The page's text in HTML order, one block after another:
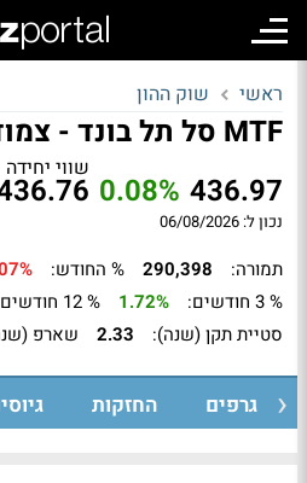
ראשי שוק ההון
MTF סל תל בונד - צמודות A
436.97
0.08%
שווי יחידה
נכון ל: 06/08/2026
תמורה: 290,398 % החודש:
% 3 חודשים:
1.72% % 12 חודשים:
סטיית תקן (שנה):
2.33 שארפ
גרפים החזקות